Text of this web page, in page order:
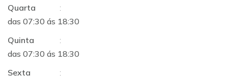
Quarta
:
das 07:30 ás 18:30
Quinta
:
das 07:30 ás 18:30
Sexta
: